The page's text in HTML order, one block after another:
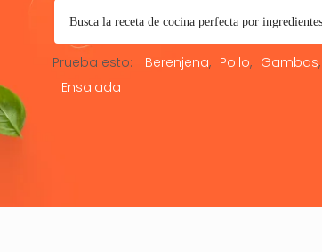
Prueba esto: Berenjena Pollo Gambas
Ensalada